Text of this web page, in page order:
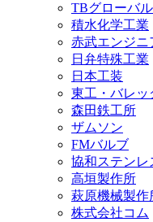
TBグローバ
積水化学工業
赤武エンジニ
日弁特殊工業
日本工装
東工・バレッ
森田鉄工所
ザムソン
FMバルブ
協和ステンレ
高垣製作所
萩原機械製作
株式会社コム